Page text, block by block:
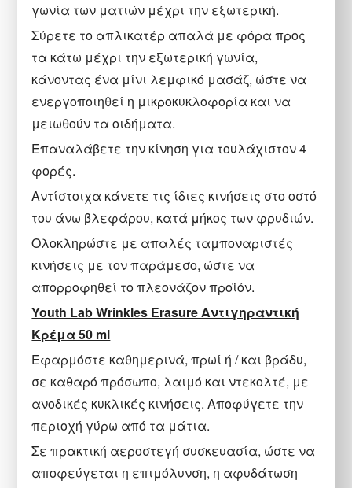
γωνία των ματιών μέχρι την εξωτερική.
Σύρετε το απλικατέρ απαλά με φόρα προς
τα κάτω μέχρι την εξωτερική γωνία,
κάνοντας ένα μίνι λεμφικό μασάζ, ώστε να
ενεργοποιηθεί η μικροκυκλοφορία και να
μειωθούν τα οιδήματα.
Επαναλάβετε την κίνηση για τουλάχιστον 4
φορές.
Αντίστοιχα κάνετε τις ίδιες κινήσεις στο οστό
του άνω βλεφάρου, κατά μήκος των φρυδιών.
Ολοκληρώστε με απαλές ταμποναριστές
κινήσεις με τον παράμεσο, ώστε να
απορροφηθεί το πλεονάζον προϊόν.
Youth Lab Wrinkles Erasure Αντιγηραντική
Κρέμα 50 ml
Εφαρμόστε καθημερινά, πρωί ή / και βράδυ,
σε καθαρό πρόσωπο, λαιμό και ντεκολτέ, με
ανοδικές κυκλικές κινήσεις. Αποφύγετε την
περιοχή γύρω από τα μάτια.
Σε πρακτική αεροστεγή συσκευασία, ώστε να
αποφεύγεται η επιμόλυνση, η αφυδάτωση